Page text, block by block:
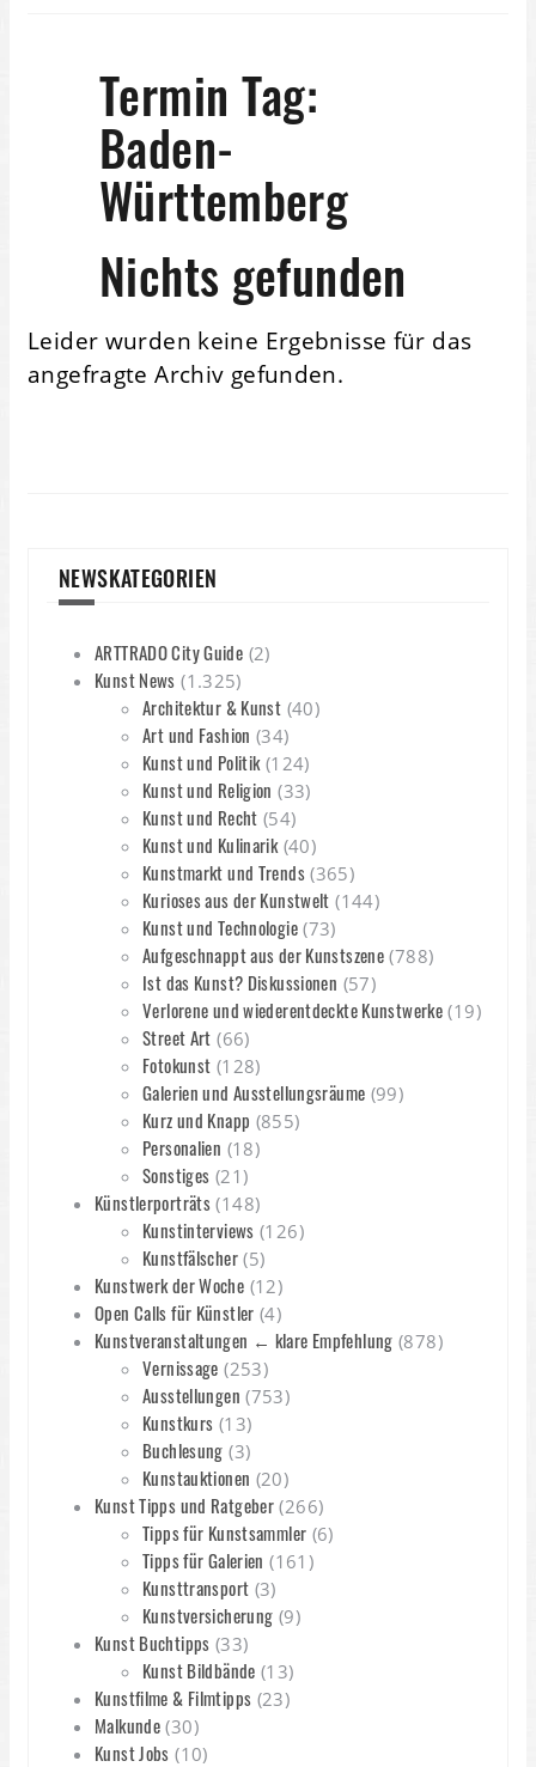
Termin Tag:
Baden-
Württemberg
Nichts gefunden
Leider wurden keine Ergebnisse für das
angefragte Archiv gefunden.
NEWSKATEGORIEN
ARTTRADO City Guide (2)
Kunst News (1.325)
Architektur & Kunst (40)
Art und Fashion (34)
Kunst und Politik(124)
Kunst und Religion (33)
Kunst und Recht (54)
Kunst und Kulinarik(40)
Kunstmarkt und Trends(365)
Kurioses aus der Kunstwelt (144)
Kunst und Technologie(73)
Aufgeschnappt aus der Kunstszene (788)
Ist das Kunst? Diskussionen (57)
Verlorene und wiederentdeckte Kunstwerke (19)
Street Art (66)
Fotokunst (128)
Galerien und Ausstellungsräume (99)
Kurz und Knapp (855)
Personalien (18)
Sonstiges (21)
Künstlerporträts (148)
Kunstinterviews (126)
Kunstfälscher(5)
Kunstwerk der Woche (12)
Open Calls für Künstler (4)
Kunstveranstaltungen ← klare Empfehlung (878)
Vernissage (253)
Ausstellungen (753)
Kunstkurs (13)
Buchlesung (3)
Kunstauktionen (20)
Kunst Tipps und Ratgeber (266)
Tipps für Kunstsammler (6)
Tipps für Galerien (161)
Kunsttransport (3)
Kunstversicherung (9)
Kunst Buchtipps (33)
Kunst Bildbände (13)
Kunstfilme & Filmtipps (23)
Malkunde (30)
Kunst Jobs (10)